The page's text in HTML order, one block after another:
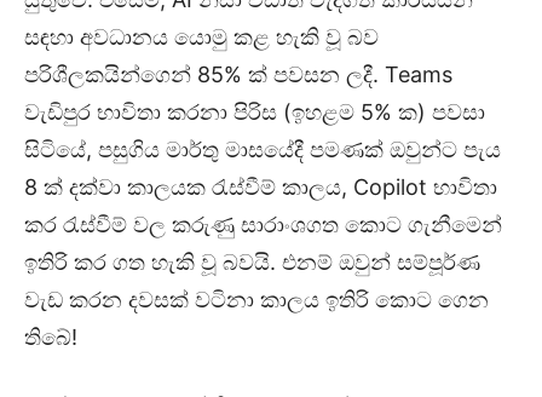
සඳහා අවධානය යොමු කළ හැකි වූ බව
පරිශීලකයින්ගෙන් 85% ක් පවසන ලදී. Teams
වැඩිපුර භාවිතා කරනා පිරිස (ඉහළම 5% ක) පවසා
සිටියේ, පසුගිය මාර්තු මාසයේදී පමණක් ඔවුන්ට පැය
8 ක් දක්වා කාලයක රැස්වීම් කාලය, Copilot භාවිතා
කර රැස්වීම් වල කරුණු සාරාංශගත කොට ගැනීමෙන්
ඉතිරි කර ගත හැකි වූ බවයි. එනම් ඔවුන් සම්පූර්ණ
වැඩ කරන දවසක් වටිනා කාලය ඉතිරි කොට ගෙන
තිබේ!